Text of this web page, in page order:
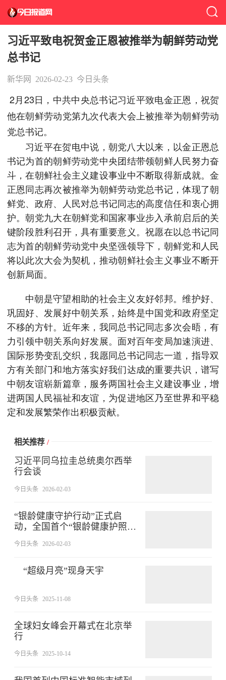
习近平致电祝贺金正恩被推举为朝鲜劳动党
总书记
新华网 2026-02-23 今日头条
2月23日，中共中央总书记习近平致电金正恩，祝贺
他在朝鲜劳动党第九次代表大会上被推举为朝鲜劳动
党总书记。
习近平在贺电中说，朝党八大以来，以金正恩总
书记为首的朝鲜劳动党中央团结带领朝鲜人民努力奋
斗，在朝鲜社会主义建设事业中不断取得新成就。金
正恩同志再次被推举为朝鲜劳动党总书记，体现了朝
鲜党、政府、人民对总书记同志的高度信任和衷心拥
护。朝党九大在朝鲜党和国家事业步入承前启后的关
键阶段胜利召开，具有重要意义。祝愿在以总书记同
志为首的朝鲜劳动党中央坚强领导下，朝鲜党和人民
将以此次大会为契机，推动朝鲜社会主义事业不断开
创新局面。
中朝是守望相助的社会主义友好邻邦。维护好、
巩固好、发展好中朝关系，始终是中国党和政府坚定
不移的方针。近年来，我同总书记同志多次会晤，有
力引领中朝关系向好发展。面对百年变局加速演进、
国际形势变乱交织，我愿同总书记同志一道，指导双
方有关部门和地方落实好我们达成的重要共识，谱写
中朝友谊崭新篇章，服务两国社会主义建设事业，增
进两国人民福祉和友谊，为促进地区乃至世界和平稳
定和发展繁荣作出积极贡献。
相关推荐 /
习近平同乌拉圭总统奥尔西举
行会谈
今日头条 2026-02-03
“银龄健康守护行动”正式启
动，全国首个“银龄健康护照”
今日头条 2026-02-03
“超级月亮”现身天宇
今日头条 2025-11-08
全球妇女峰会开幕式在北京举
行
今日头条 2025-10-14